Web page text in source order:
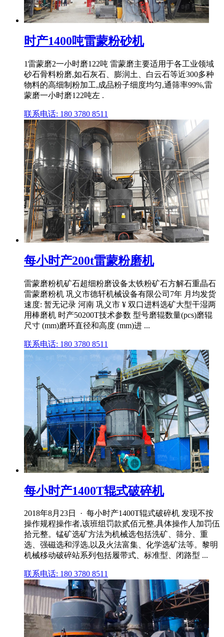
时产1400吨雷蒙粉砂机
1雷蒙磨2一小时磨122吨 雷蒙磨主要适用于各工业领域
砂石骨料粉磨,如石灰石、膨润土、白云石等近300多种
物料的高细制粉加工,成品粉子细度均匀,通筛率99%,雷
蒙磨一小时磨122吨左 .
联系电话: 180 3780 8511
每小时产200t雷蒙粉磨机
雷蒙磨粉机矿石超细粉磨设备太铁粉矿石方解石重晶石
雷蒙磨粉机 巩义市德轩机械设备有限公司7年 月均发货
速度: 暂无记录 河南 巩义市 ¥ 双口进料选矿大型干湿两
用棒磨机 时产50200T技术参数 型号磨辊数量(pcs)磨辊
尺寸 (mm)磨环直径和高度 (mm)进 ...
联系电话: 180 3780 8511
每小时产1400T辊式破碎机
2018年8月23日 · 每小时产1400T辊式破碎机 发现不按
操作规程操作者,该班组罚款贰佰元整,具体操作人加罚伍
拾元整。锰矿选矿方法为机械选包括洗矿、筛分、重
选、强磁选和浮选,以及火法富集、化学选矿法等。黎明
机械移动破碎站系列包括履带式、标准型、闭路型 ...
联系电话: 180 3780 8511